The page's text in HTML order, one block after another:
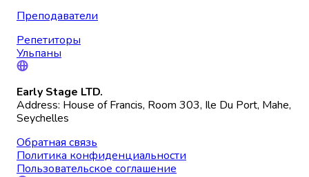
Преподаватели
Репетиторы
Ульпаны
Early Stage LTD.
Address: House of Francis, Room 303, Ile Du Port, Mahe,
Seychelles
Обратная связь
Политика конфиденциальности
Пользовательское соглашение